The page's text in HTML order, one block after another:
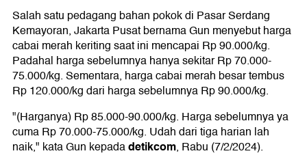
Salah satu pedagang bahan pokok di Pasar Serdang
Kemayoran, Jakarta Pusat bernama Gun menyebut harga
cabai merah keriting saat ini mencapai Rp 90.000/kg.
Padahal harga sebelumnya hanya sekitar Rp 70.000-
75.000/kg. Sementara, harga cabai merah besar tembus
Rp 120.000/kg dari harga sebelumnya Rp 90.000/kg.
"(Harganya) Rp 85.000-90.000/kg. Harga sebelumnya ya
cuma Rp 70.000-75.000/kg. Udah dari tiga harian lah
naik," kata Gun kepadadetikcom, Rabu (7/2/2024).